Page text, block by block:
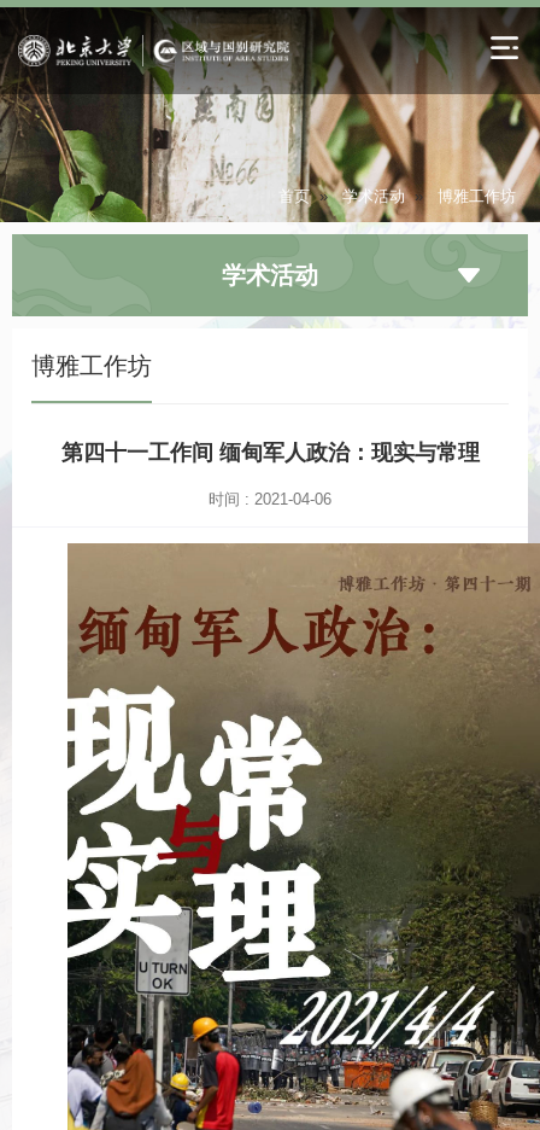
首页 » 学术活动 » 博雅工作坊
学术活动
博雅工作坊
第四十一工作间 缅甸军人政治：现实与常理
时间 : 2021-04-06